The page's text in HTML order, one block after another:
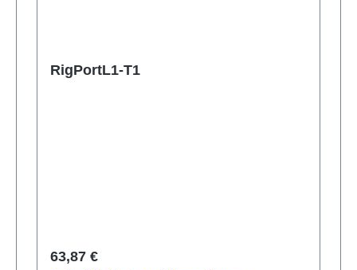
RigPortL1-T1
Regulärer Preis:
63,87 €